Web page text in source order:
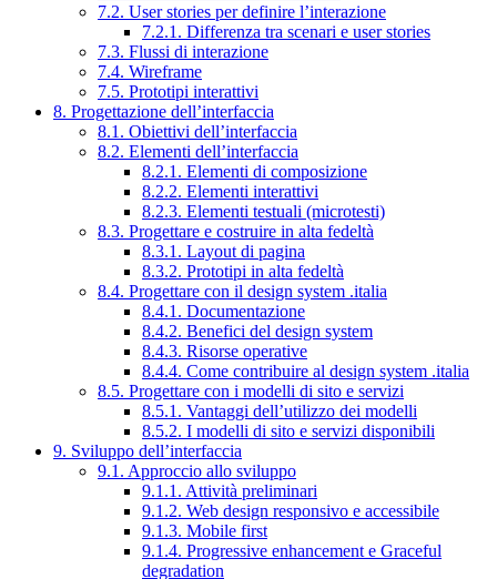
7.2. User stories per definire l’interazione
7.2.1. Differenza tra scenari e user stories
7.3. Flussi di interazione
7.4. Wireframe
7.5. Prototipi interattivi
8. Progettazione dell’interfaccia
8.1. Obiettivi dell’interfaccia
8.2. Elementi dell’interfaccia
8.2.1. Elementi di composizione
8.2.2. Elementi interattivi
8.2.3. Elementi testuali (microtesti)
8.3. Progettare e costruire in alta fedeltà
8.3.1. Layout di pagina
8.3.2. Prototipi in alta fedeltà
8.4. Progettare con il design system .italia
8.4.1. Documentazione
8.4.2. Benefici del design system
8.4.3. Risorse operative
8.4.4. Come contribuire al design system .italia
8.5. Progettare con i modelli di sito e servizi
8.5.1. Vantaggi dell’utilizzo dei modelli
8.5.2. I modelli di sito e servizi disponibili
9. Sviluppo dell’interfaccia
9.1. Approccio allo sviluppo
9.1.1. Attività preliminari
9.1.2. Web design responsivo e accessibile
9.1.3. Mobile first
9.1.4. Progressive enhancement e Graceful
degradation